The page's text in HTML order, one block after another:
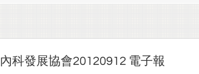
內科發展協會20120912 電子報